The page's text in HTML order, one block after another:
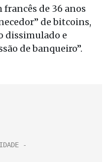
de 36 anos
de bitcoins,
dissimulado e
de banqueiro”.